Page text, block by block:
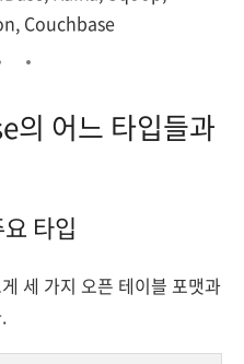
Couchbase
어느 타입들과
타입
세 가지 오픈 테이블 포맷과